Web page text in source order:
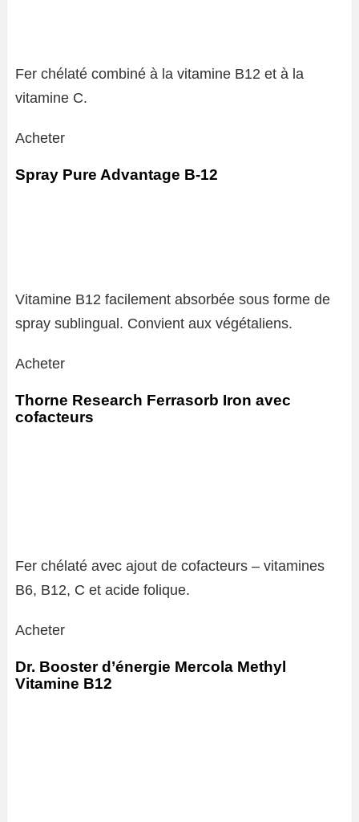
Fer chélaté combiné à la vitamine B12 et à la
vitamine C.
Acheter
Spray Pure Advantage B-12
Vitamine B12 facilement absorbée sous forme de
spray sublingual. Convient aux végétaliens.
Acheter
Thorne Research Ferrasorb Iron avec
cofacteurs
Fer chélaté avec ajout de cofacteurs – vitamines
B6, B12, C et acide folique.
Acheter
Dr. Booster d’énergie Mercola Methyl
Vitamine B12